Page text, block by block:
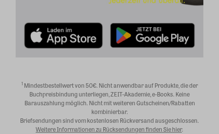
1 Mindestbestellwert von 50€. Nicht anwendbar auf Produkte, die der
Buchpreisbindung unterliegen, ZEIT-Akademie, e-Books. Keine
Barauszahlung möglich. Nicht mit weiteren Gutscheinen/Rabatten
kombinierbar.
Briefsendungen sind vom kostenlosen Rückversand ausgeschlossen.
Weitere Informationen zu Rücksendungen finden Sie hier.